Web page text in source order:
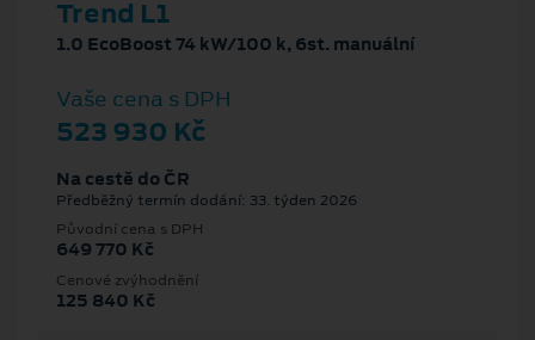
Trend L1
1.0 EcoBoost 74 kW/100 k, 6st. manuální
Vaše cena s DPH
523 930 Kč
Na cestě do ČR
Předběžný termín dodání: 33. týden 2026
Původní cena s DPH
649 770 Kč
Cenové zvýhodnění
125 840 Kč